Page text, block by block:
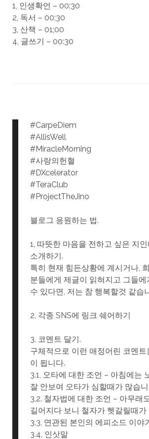
1, 인생확언 – 00:30
2, 독서 – 00;30
3, 산책 – 01;00
4, 글쓰기 – 00:30
#CarpeDiem
#AllisWell
#MiracleMorning
#사랑의헌혈
#DXcelerator
#TeraClub
#ProjectTheJino
블로그 응원하는 법.
1, 따뜻한 마음을 전하고 싶은 지
소개하기.
특히 현재 힘든상황에 계시거나,
분들에게 제글이 읽혀지고 그들에
수 있다면, 저는 참 행복할것 같습
2, 각종 SNS에 링크 쉐어하기
3, 코멘트 달기.
구체적으로 이런 애정어린 코멘트
이 됩니다.
3.1, 오타에 대한 조언 – 아침에는
잘 안보여 오타가 심할때가 많습
3,2. 철자법에 대한 조언 – 아무래
길어지다 보니 철자가 헷갈릴때가
3.3, 연관된 본인의 에피소드 이야
3.4, 인삿말